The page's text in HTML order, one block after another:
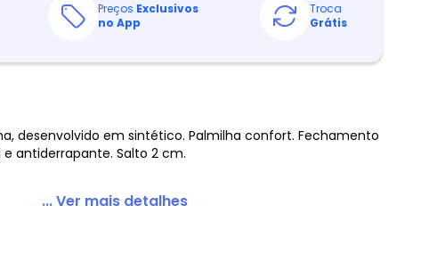
Preços Exclusivos
no App
Troca
Grátis
desenvolvido em sintético. Palmilha confort. Fechamento
antiderrapante. Salto 2 cm.
... Ver mais detalhes